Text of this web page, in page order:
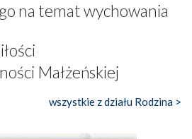
na temat wychowania
Małżeńskiej
wszystkie z działu Rodzina >